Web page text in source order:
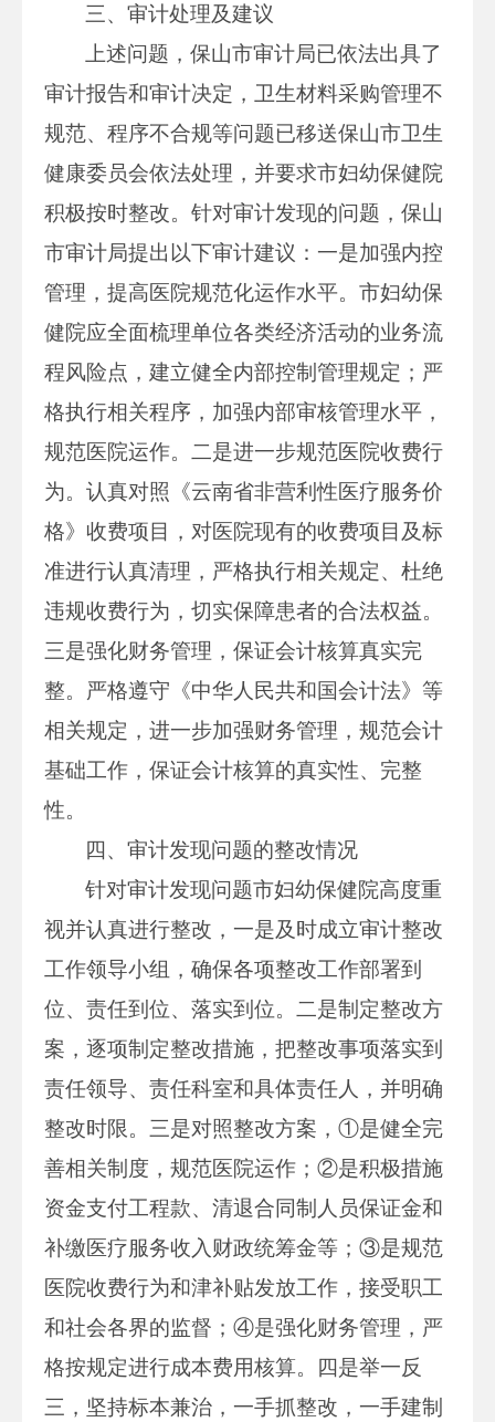
三、审计处理及建议
上述问题，保山市审计局已依法出具了
审计报告和审计决定，卫生材料采购管理不
规范、程序不合规等问题已移送保山市卫生
健康委员会依法处理，并要求市妇幼保健院
积极按时整改。针对审计发现的问题，保山
市审计局提出以下审计建议：一是加强内控
管理，提高医院规范化运作水平。市妇幼保
健院应全面梳理单位各类经济活动的业务流
程风险点，建立健全内部控制管理规定；严
格执行相关程序，加强内部审核管理水平，
规范医院运作。二是进一步规范医院收费行
为。认真对照《云南省非营利性医疗服务价
格》收费项目，对医院现有的收费项目及标
准进行认真清理，严格执行相关规定、杜绝
违规收费行为，切实保障患者的合法权益。
三是强化财务管理，保证会计核算真实完
整。严格遵守《中华人民共和国会计法》等
相关规定，进一步加强财务管理，规范会计
基础工作，保证会计核算的真实性、完整
性。
四、审计发现问题的整改情况
针对审计发现问题市妇幼保健院高度重
视并认真进行整改，一是及时成立审计整改
工作领导小组，确保各项整改工作部署到
位、责任到位、落实到位。二是制定整改方
案，逐项制定整改措施，把整改事项落实到
责任领导、责任科室和具体责任人，并明确
整改时限。三是对照整改方案，①是健全完
善相关制度，规范医院运作；②是积极措施
资金支付工程款、清退合同制人员保证金和
补缴医疗服务收入财政统筹金等；③是规范
医院收费行为和津补贴发放工作，接受职工
和社会各界的监督；④是强化财务管理，严
格按规定进行成本费用核算。四是举一反
三，坚持标本兼治，一手抓整改，一手建制